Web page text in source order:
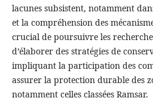
lacunes subsistent, notamment
et la compréhension des
crucial de poursuivre les
d’élaborer des stratégies de
impliquant la participation des
assurer la protection durable des
notamment celles classées Ramsar.